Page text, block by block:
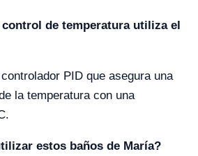
de temperatura utiliza el
PID que asegura una
la temperatura con una
estos baños de María?